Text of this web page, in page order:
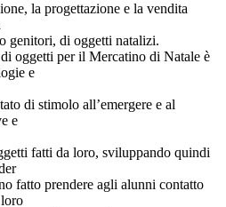
la progettazione e la vendita
genitori, di oggetti natalizi.
oggetti per il Mercatino di Natale è
e
di stimolo all’emergere e al
e
fatti da loro, sviluppando quindi
fatto prendere agli alunni contatto